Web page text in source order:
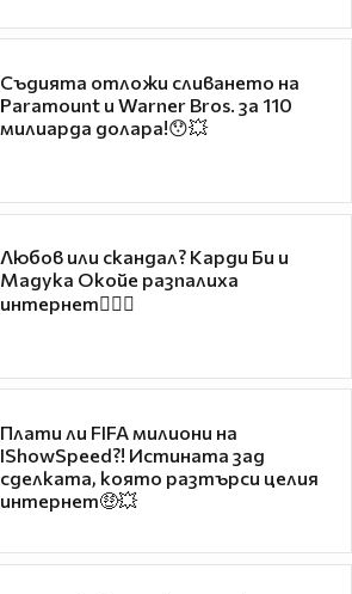
Съдията отложи сливането на
Paramount и Warner Bros. за 110
милиарда долара!😯💥
Любов или скандал? Карди Би и
Мадука Окойе разпалиха
интернет❤️‍🔥🔥
Плати ли FIFA милиони на
IShowSpeed?! Истината зад
сделката, която разтърси целия
интернет🤑💥